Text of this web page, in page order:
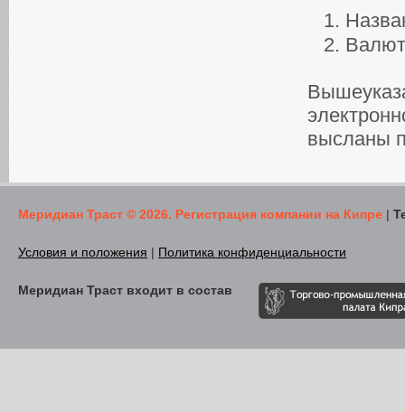
высланы
Меридиан Траст © 2026. Регистрация компании на Кипре |
Условия и положения | Политика конфиденциальности
Меридиан Траст входит в состав